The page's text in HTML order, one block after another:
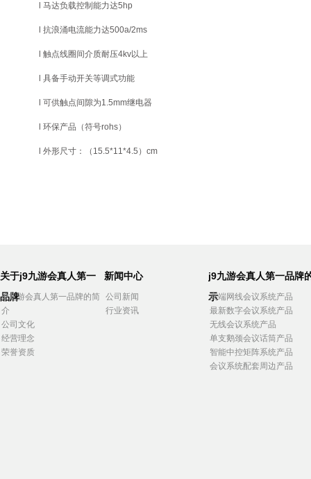
马达负载控制能力达5hp
抗浪涌电流能力达500a/2ms
触点线圈间介质耐压4kv以上
具备手动开关等调式功能
可供触点间隙为1.5mm继电器
环保产品（符号rohs）
外形尺寸：（15.5*11*4.5）cm
关于j9九游会真人第一
品牌
j9九游会真人第一品牌的简
介
公司文化
经营理念
荣誉资质
新闻中心
公司新闻
行业资讯
j9九游会真人第一品牌
示
高端网线会议系统产品
最新数字会议系统产品
无线会议系统产品
单支鹅颈会议话筒产品
智能中控矩阵系统产品
会议系统配套周边产品